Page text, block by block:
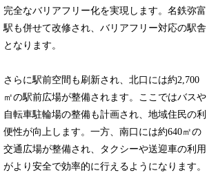
完全なバリアフリー化を実現します。名鉄弥富
駅も併せて改修され、バリアフリー対応の駅舎
となります。
さらに駅前空間も刷新され、北口には約2,700
㎡の駅前広場が整備されます。ここではバスや
自転車駐輪場の整備も計画され、地域住民の利
便性が向上します。一方、南口には約640㎡の
交通広場が整備され、タクシーや送迎車の利用
がより安全で効率的に行えるようになります。